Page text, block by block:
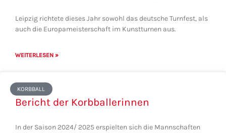
Leipzig richtete dieses Jahr sowohl das deutsche Turnfest, als
auch die Europameisterschaft im Kunstturnen aus.
WEITERLESEN »
KORBBALL
Bericht der Korbballerinnen
In der Saison 2024/ 2025 erspielten sich die Mannschaften